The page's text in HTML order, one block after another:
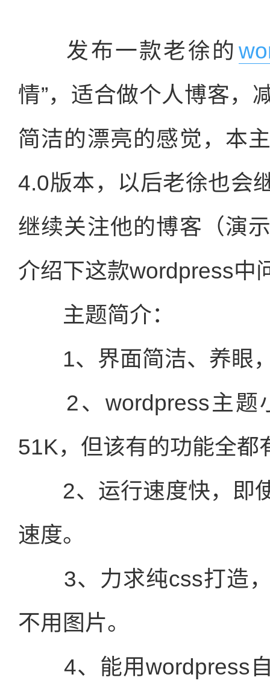
发布一款老徐的
情”，适合做个人博客，
简洁的漂亮的感觉，本
4.0版本，以后老徐也会
继续关注他的博客（演
介绍下这款wordpress中
主题简介：
1、界面简洁、养眼
2、wordpress主题
51K，但该有的功能全都
2、运行速度快，即
速度。
3、力求纯css打造，
不用图片。
4、能用wordpress自